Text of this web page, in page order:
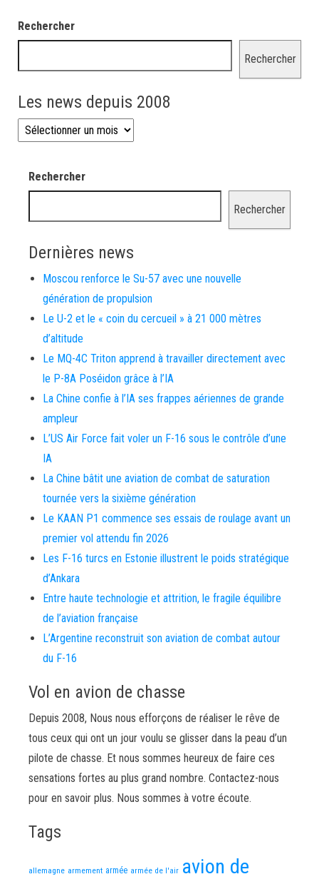
Rechercher
Rechercher
Les news depuis 2008
Les news depuis 2008
Rechercher
Rechercher
Dernières news
Moscou renforce le Su-57 avec une nouvelle
génération de propulsion
Le U-2 et le « coin du cercueil » à 21 000 mètres
d’altitude
Le MQ-4C Triton apprend à travailler directement avec
le P-8A Poséidon grâce à l’IA
La Chine confie à l’IA ses frappes aériennes de grande
ampleur
L’US Air Force fait voler un F-16 sous le contrôle d’une
IA
La Chine bâtit une aviation de combat de saturation
tournée vers la sixième génération
Le KAAN P1 commence ses essais de roulage avant un
premier vol attendu fin 2026
Les F-16 turcs en Estonie illustrent le poids stratégique
d’Ankara
Entre haute technologie et attrition, le fragile équilibre
de l’aviation française
L’Argentine reconstruit son aviation de combat autour
du F-16
Vol en avion de chasse
Depuis 2008, Nous nous efforçons de réaliser le rêve de
tous ceux qui ont un jour voulu se glisser dans la peau d’un
pilote de chasse. Et nous sommes heureux de faire ces
sensations fortes au plus grand nombre. Contactez-nous
pour en savoir plus. Nous sommes à votre écoute.
Tags
allemagne armement armée armée de l'air avion de